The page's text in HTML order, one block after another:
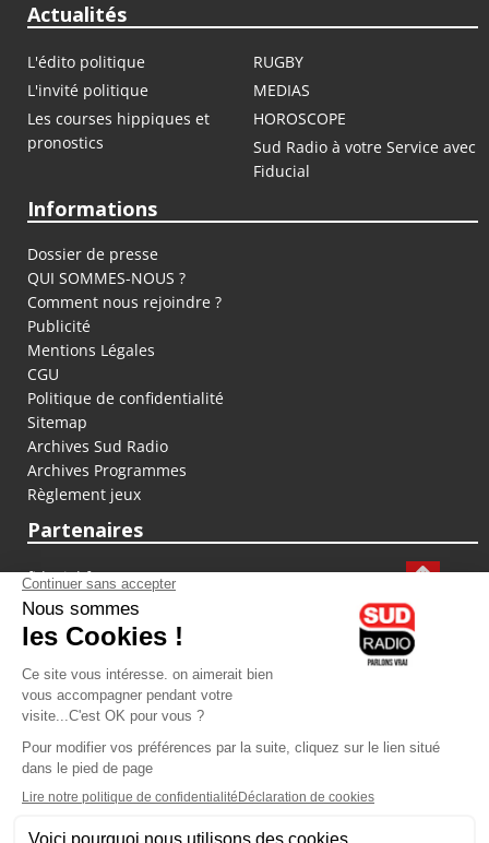
Actualités
L'édito politique
RUGBY
L'invité politique
MEDIAS
Les courses hippiques et
pronostics
HOROSCOPE
Sud Radio à votre Service avec
Fiducial
Informations
Dossier de presse
QUI SOMMES-NOUS ?
Comment nous rejoindre ?
Publicité
Mentions Légales
CGU
Politique de confidentialité
Sitemap
Archives Sud Radio
Archives Programmes
Règlement jeux
Partenaires
fiducial.fr
lyoncapitale.fr
olympique-et-lyonnais.com
L'application Iphone / Android
Téléchargez l'application
Les cookies
Gestion des cookies